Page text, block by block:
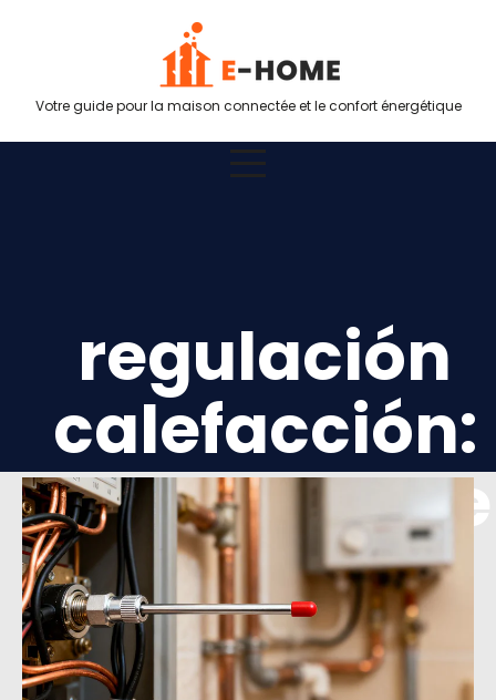
Votre guide pour la maison connectée et le confort énergétique
regulación
calefacción:
sonda, ley de
agua y
reguladores